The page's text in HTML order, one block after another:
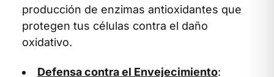
producción de enzimas antioxidantes que
protegen tus células contra el daño
oxidativo.
Defensa contra el Envejecimiento: